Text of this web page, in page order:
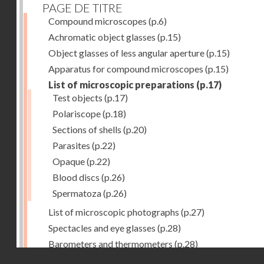
PAGE DE TITRE
Compound microscopes (p.6)
Achromatic object glasses (p.15)
Object glasses of less angular aperture(p.15)
Apparatus for compound microscopes (p.15)
List of microscopic preparations (p.17)
Test objects (p.17)
Polariscope(p.18)
Sections of shells (p.20)
Parasites (p.22)
Opaque(p.22)
Blood discs (p.26)
Spermatoza(p.26)
List of microscopic photographs (p.27)
Spectacles and eye glasses (p.28)
Barometers and thermometers (p.28)